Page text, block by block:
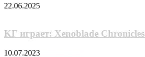
22.06.2025
KГ игpaeт: Xenoblade
10.07.2023